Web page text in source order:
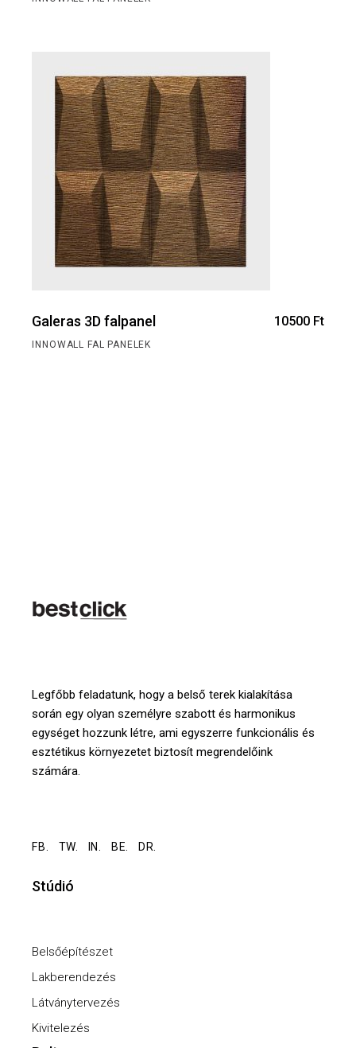
Galeras 3D falpanel 10500 Ft
INNOWALL FAL PANELEK
Legfőbb feladatunk, hogy a belső terek kialakítása
során egy olyan személyre szabott és harmonikus
egységet hozzunk létre, ami egyszerre funkcionális és
esztétikus környezetet biztosít megrendelőink
számára.
FB. TW. IN. BE. DR.
Stúdió
Belsőépítészet
Lakberendezés
Látványtervezés
Kivitelezés